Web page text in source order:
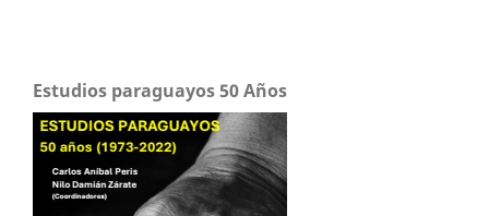
Estudios paraguayos 50 Años